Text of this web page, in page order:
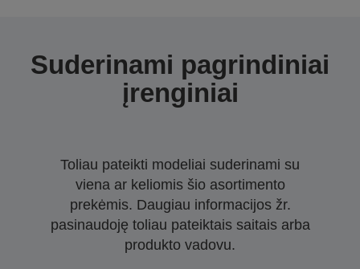
Suderinami pagrindiniai
įrenginiai
Toliau pateikti modeliai suderinami su
viena ar keliomis šio asortimento
prekėmis. Daugiau informacijos žr.
pasinaudoję toliau pateiktais saitais arba
produkto vadovu.